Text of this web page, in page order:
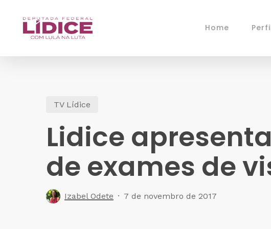
Home
TV Lídice
Lidice
de exames de
Izabel Odete 7 de novembro de 2017